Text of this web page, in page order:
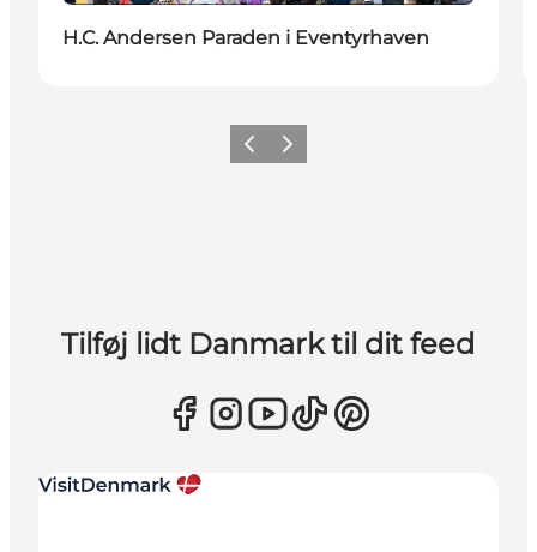
H.C. Andersen Paraden i Eventyrhaven
ForrigeNæste
Tilføj lidt Danmark til dit feed